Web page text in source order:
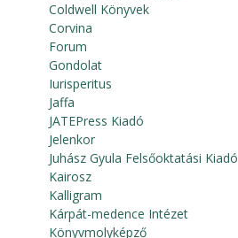
Coldwell Könyvek
Corvina
Forum
Gondolat
Iurisperitus
Jaffa
JATEPress Kiadó
Jelenkor
Juhász Gyula Felsőoktatási Kiadó
Kairosz
Kalligram
Kárpát-medence Intézet
Könyvmolyképző